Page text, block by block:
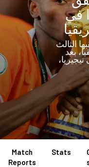
في
الثالث
بعد
2-1 على نيجيريا،
Stats
Match
Reports